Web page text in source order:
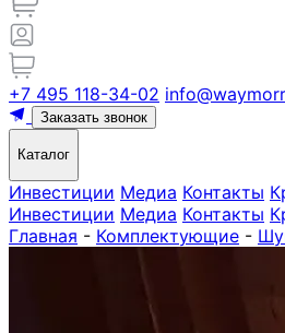
+7 495 118-34-02
Заказать звонок
Каталог
Инвестиции Медиа Контакты
Инвестиции Медиа Контакты
Главная - Комплектующие -